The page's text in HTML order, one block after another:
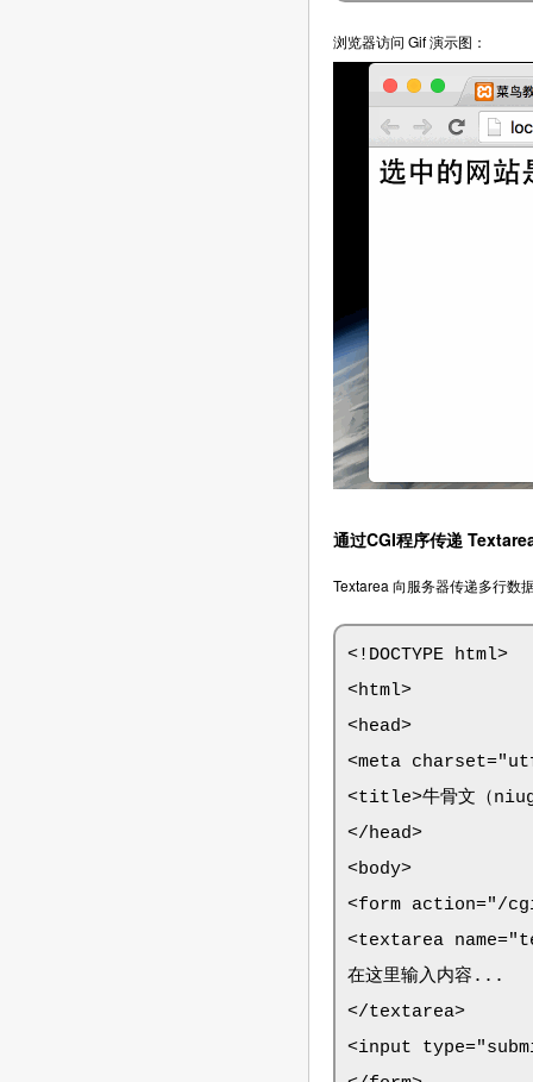
浏览器访问 Gif 演示图：
通过CGI程序传递
Textarea 向服务器传递多行数
<!DOCTYPE html>
<html>
<head>
<meta
<title>牛骨文（
</head>
<body>
<form action="/
<textarea
在这里输入内容...
</textarea>
<input